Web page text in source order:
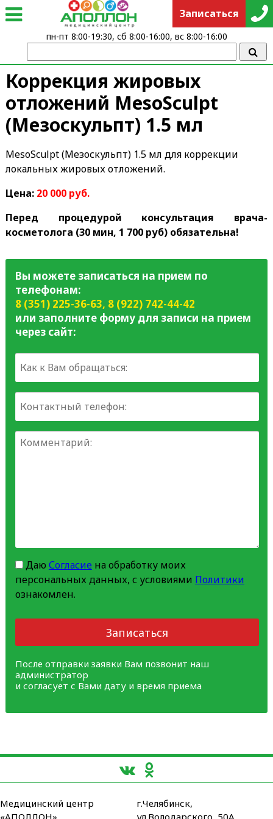
Коррекция жировых
отложений MesoSculpt
(Мезоскульпт) 1.5 мл
MesoSculpt (Мезоскульпт) 1.5 мл для коррекции
локальных жировых отложений.
Цена:20 000 руб.
Перед процедурой консультация врача-
косметолога (30 мин, 1 700 руб) обязательна!
Вы можете записаться на прием по
телефонам:
8 (351) 225-36-63, 8 (922) 742-44-42
или заполните форму для записи на прием
через сайт:
Даю Согласиена обработку моих
персональных данных, с условиями Политики
ознакомлен.
Записаться
После отправки заявки Вам позвонит наш
администратор
и согласует с Вами дату и время приема
Медицинский центр
г.Челябинск,
Записаться
пн-пт 8:00-19:30, сб 8:00-16:00, вс 8:00-16:00